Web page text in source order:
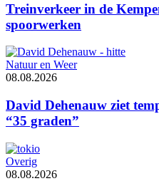
Treinverkeer in de
spoorwerken
Natuur en Weer
08.08.2026
David Dehenauw ziet
“35 graden”
Overig
08.08.2026